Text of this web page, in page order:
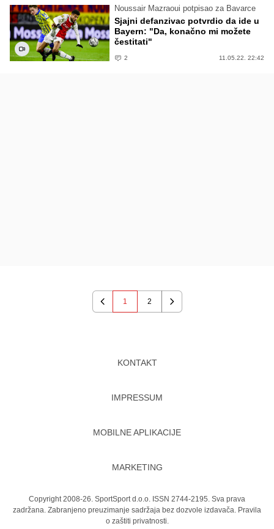
Noussair Mazraoui potpisao za Bavarce
Sjajni defanzivac potvrdio da ide u
Bayern: "Da, konačno mi možete
čestitati"
2 11.05.22. 22:42
Previous
1 2
Next
KONTAKT
IMPRESSUM
MOBILNE APLIKACIJE
MARKETING
Copyright 2008-26. SportSport d.o.o. ISSN 2744-2195. Sva prava
zadržana. Zabranjeno preuzimanje sadržaja bez dozvole izdavača. Pravila
o zaštiti privatnosti.